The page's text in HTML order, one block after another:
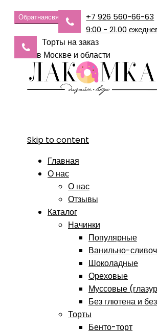
Обратнаясвязь
+7 926 560-66-63
9:00 - 21.00
Торты на заказ
в Москве и области
Skip to content
Главная
О нас
О нас
Отзывы
Каталог
Начинки
Популярные
Ванильно-
Шоколадные
Ореховые
Муссовые
Без глютена и
Торты
Бенто-торт